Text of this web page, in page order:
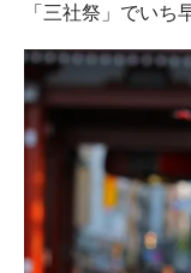
「三社祭」でいち